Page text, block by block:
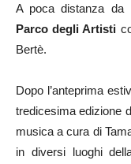
A poca distanza da
Parco degli Artisti
Bertè.
Dopo l’anteprima
tredicesima edizione
musica a cura di
in diversi luoghi